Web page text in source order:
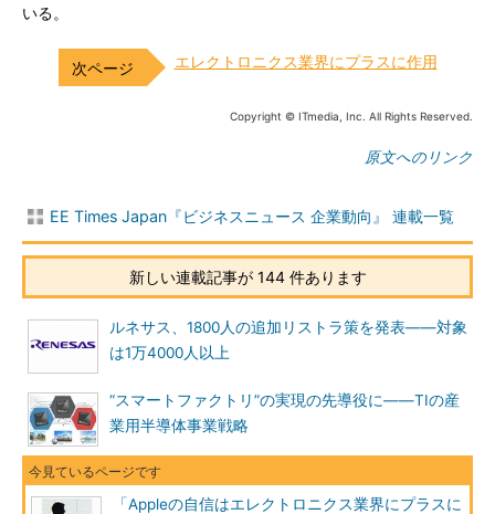
いる。
エレクトロニクス業界にプラスに作用
Copyright © ITmedia, Inc. All Rights Reserved.
原文へのリンク
EE Times Japan『ビジネスニュース 企業動向』 連載一覧
新しい連載記事が 144 件あります
ルネサス、1800人の追加リストラ策を発表――対象
は1万4000人以上
“スマートファクトリ”の実現の先導役に――TIの産
業用半導体事業戦略
「Appleの自信はエレクトロニクス業界にプラスに